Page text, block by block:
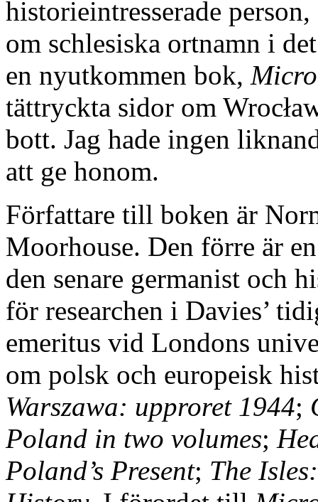
historieintresserade
om schlesiska ortnamn i
en nyutkommen bok,
tättryckta sidor om
bott. Jag hade ingen
att ge honom.
Författare till boken är
Moorhouse. Den förre är
den senare germanist och
för researchen i Davies’
emeritus vid Londons
om polsk och europeisk
Warszawa: upproret 1944;
Poland in two volumes;
Poland’s Present; The